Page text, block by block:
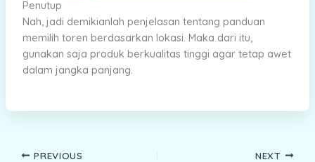
Penutup
Nah, jadi demikianlah penjelasan tentang panduan
memilih toren berdasarkan lokasi. Maka dari itu,
gunakan saja produk berkualitas tinggi agar tetap awet
dalam jangka panjang.
PREVIOUS NEXT